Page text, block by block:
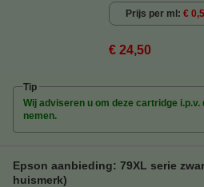
Prijs per ml €
€ 24,50
Tip
Wij adviseren u om deze cartridge
nemen.
Epson aanbieding: 79XL serie
huismerk)